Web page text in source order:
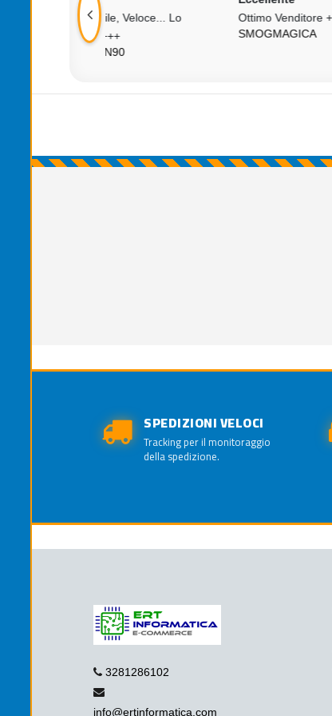
Ottimo Venditore +++++
SPEDIZIONI VELOCI
Tracking per il monitoraggio
della spedizione.
3281286102
info@ertinformatica.com